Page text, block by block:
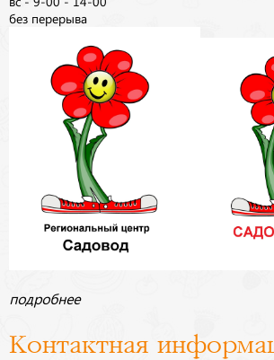
без перерыва
подробнее
Контактная